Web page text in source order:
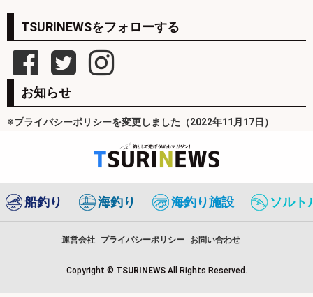
TSURINEWSをフォローする
お知らせ
※プライバシーポリシーを変更しました（2022年11月17日）
船釣り 海釣り 海釣り施設 ソルト
運営会社 プライバシーポリシー お問い合わせ
Copyright © TSURINEWS All Rights Reserved.